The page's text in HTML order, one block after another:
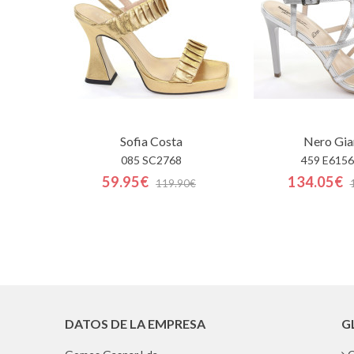
Sofia Costa
085 SC2768
59.95€ 119.90€
Nero
459
134.05€
DATOS DE LA EMPRESA